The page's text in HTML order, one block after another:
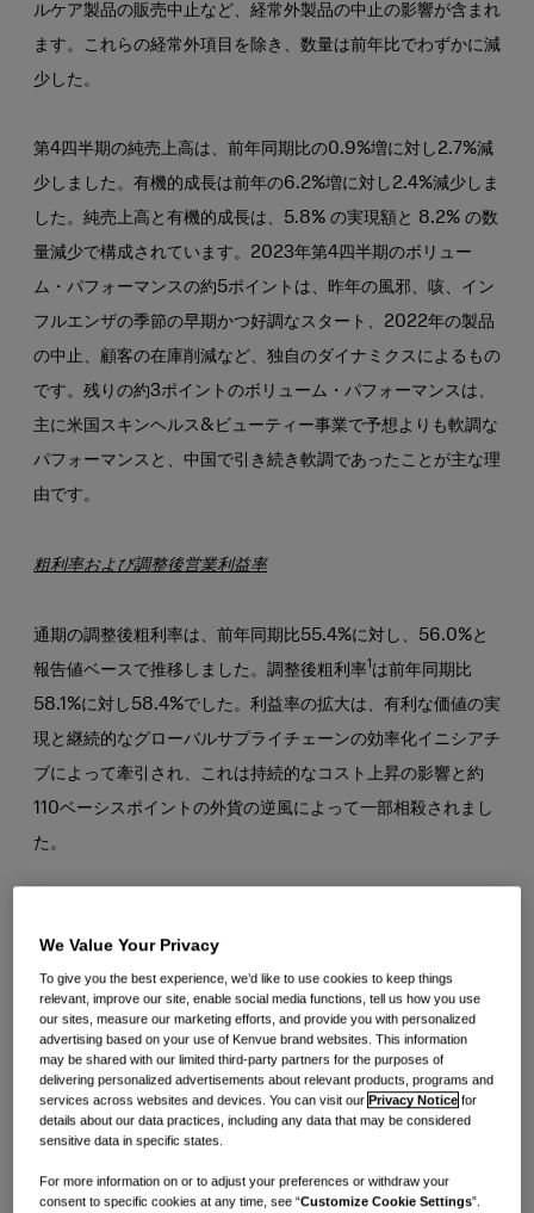
ルケア製品の販売中止など、経常外製品の中止の影響が含まれ
ます。これらの経常外項目を除き、数量は前年比でわずかに減
少した。
第4四半期の純売上高は、前年同期比の0.9%増に対し2.7%減
少しました。有機的成長は前年の6.2%増に対し2.4%減少しま
した。純売上高と有機的成長は、5.8% の実現額と 8.2% の数
量減少で構成されています。2023年第4四半期のボリュー
ム・パフォーマンスの約5ポイントは、昨年の風邪、咳、イン
フルエンザの季節の早期かつ好調なスタート、2022年の製品
の中止、顧客の在庫削減など、独自のダイナミクスによるもの
です。残りの約3ポイントのボリューム・パフォーマンスは、
主に米国スキンヘルス&ビューティー事業で予想よりも軟調な
パフォーマンスと、中国で引き続き軟調であったことが主な理
由です。
粗利率および調整後営業利益率
通期の調整後粗利率は、前年同期比55.4%に対し、56.0%と
報告値ベースで推移しました。調整後粗利率1 は前年同期比
58.1%に対し58.4%でした。利益率の拡大は、有利な価値の実
現と継続的なグローバルサプライチェーンの効率化イニシアチ
ブによって牽引され、これは持続的なコスト上昇の影響と約
110ベーシスポイントの外貨の逆風によって一部相殺されまし
た。
した。調整後粗利率は前年同期比57.3%に対し59.5%でし
た。利益率の拡大は、有利な価値実現、経常外の分離関連の利
益、および継続的なグローバルサプライチェーンの効率化イニ
シアチブによって牽引され、外貨の約70ベーシスポイントの
逆風によって一部相殺されました。
四半期の営業利益率は前年同期比の14.1%に対して12.5%でし
We Value Your Privacy
To give you the best experience, we’d like to use cookies to keep things
relevant, improve our site, enable social media functions, tell us how you use
our sites, measure our marketing efforts, and provide you with personalized
advertising based on your use of Kenvue brand websites. This information
may be shared with our limited third-party partners for the purposes of
delivering personalized advertisements about relevant products, programs and
services across websites and devices. You can visit our Privacy Notice for
details about our data practices, including any data that may be considered
sensitive data in specific states.
For more information on or to adjust your preferences or withdraw your
consent to specific cookies at any time, see “Customize Cookie Settings”.